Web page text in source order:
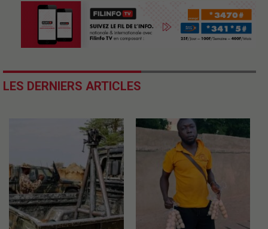
LES DERNIERS ARTICLES